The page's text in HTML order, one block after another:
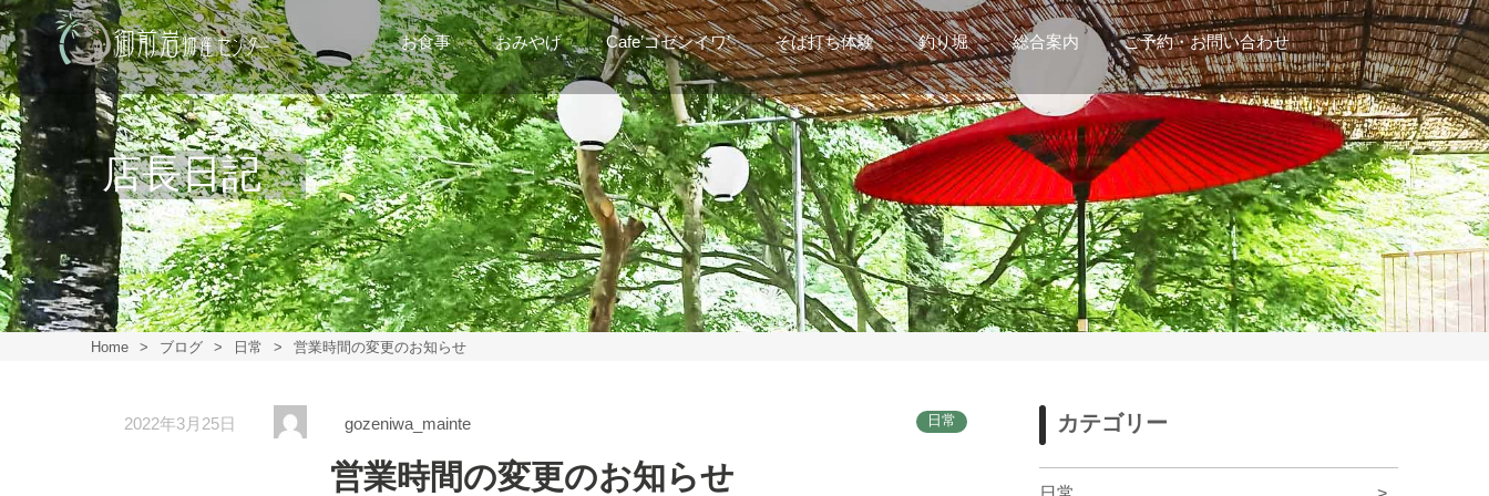
お食事 おみやげ Cafe’ゴゼンイワ’ そば打ち体験 釣り堀 総合案内 ご予約・お問い合わせ
店長日記
Home > ブログ > 日常 > 営業時間の変更のお知らせ
2022年3月25日 gozeniwa_mainte 日常
営業時間の変更のお知らせ
カテゴリー